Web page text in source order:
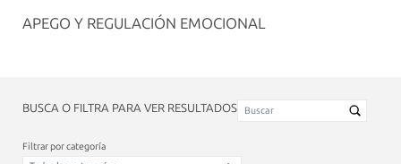
APEGO Y REGULACIÓN EMOCIONAL
BUSCA O FILTRA PARA VER RESULTADOS
Filtrar por categoría